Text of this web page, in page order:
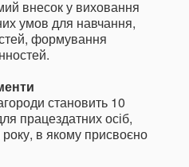
внесок у виховання
умов для навчання,
формування
становить 10
працездатних осіб,
в якому присвоєно